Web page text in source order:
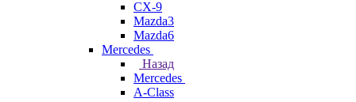
CX-9
Mazda3
Mazda6
Mercedes
Назад
Mercedes
A-Class